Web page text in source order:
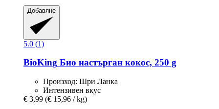
Добавяне
5.0 (1)
BioKing Био настърган кокос, 250 g
Произход: Шри Ланка
Интензивен вкус
€ 3,99 (€ 15,96 / kg)